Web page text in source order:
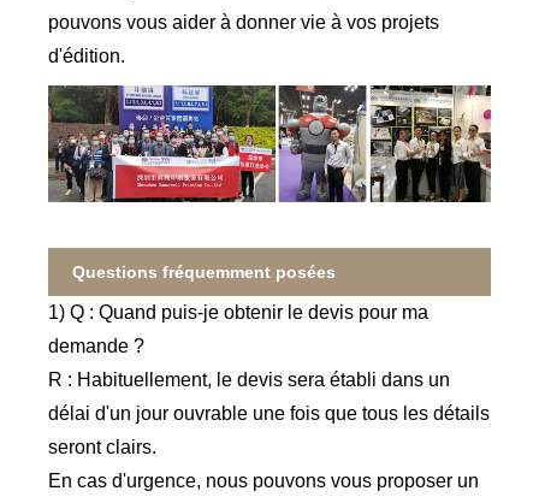
pouvons vous aider à donner vie à vos projets
d'édition.
Questions fréquemment posées
1) Q : Quand puis-je obtenir le devis pour ma
demande ?
R : Habituellement, le devis sera établi dans un
délai d'un jour ouvrable une fois que tous les détails
seront clairs.
En cas d'urgence, nous pouvons vous proposer un